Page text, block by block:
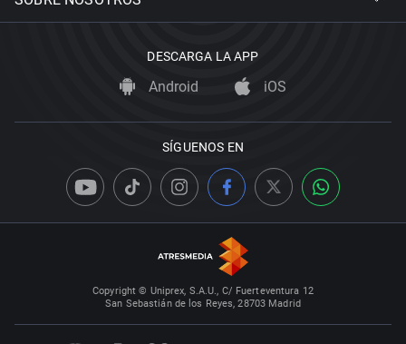
DESCARGA LA APP
Android iOS
SÍGUENOS EN
Copyright © Uniprex, S.A.U., C/ Fuerteventura 12
San Sebastián de los Reyes, 28703 Madrid